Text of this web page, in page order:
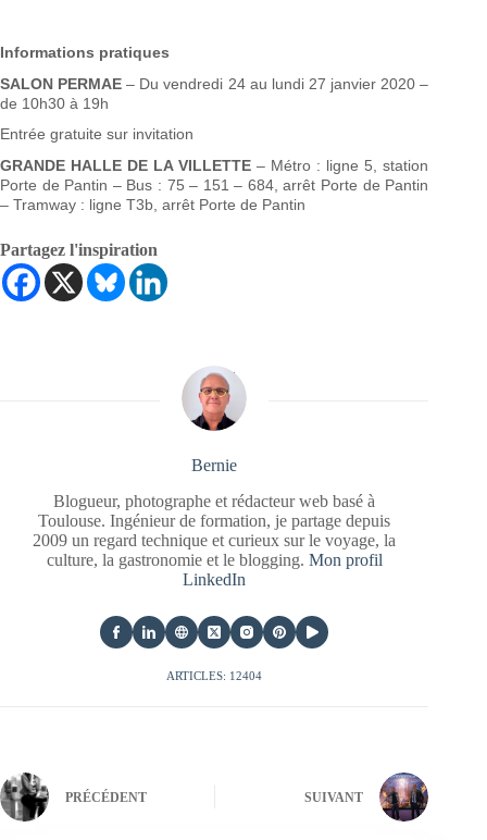
Informations pratiques
SALON PERMAE – Du vendredi 24 au lundi 27 janvier 2020 –
de 10h30 à 19h
Entrée gratuite sur invitation
GRANDE HALLE DE LA VILLETTE– Métro : ligne 5, station
Porte de Pantin – Bus : 75 – 151 – 684, arrêt Porte de Pantin
– Tramway : ligne T3b, arrêt Porte de Pantin
Partagez l'inspiration
Bernie
Blogueur, photographe et rédacteur web basé à
Toulouse. Ingénieur de formation, je partage depuis
2009 un regard technique et curieux sur le voyage, la
culture, la gastronomie et le blogging. Mon profil
LinkedIn
ARTICLES: 12404
PRÉCÉDENT SUIVANT